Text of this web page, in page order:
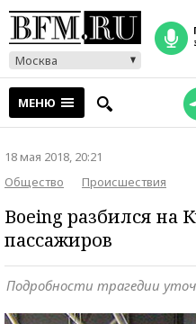
Москва
МЕНЮ
18 мая 2018, 20:21
Общество
Происшествия
Boeing разбился на
пассажиров
Подробности трагедии